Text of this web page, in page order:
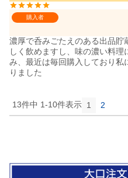
購入者
濃厚で呑みごたえのある出品貯
しく飲めますし、味の濃い料
み、最近は毎回購入しており私
13件中 1-10件表示 1 2